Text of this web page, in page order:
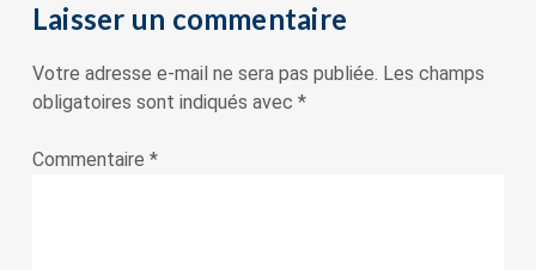
Laisser un commentaire
Votre adresse e-mail ne sera pas publiée. Les champs
obligatoires sont indiqués avec *
Commentaire *